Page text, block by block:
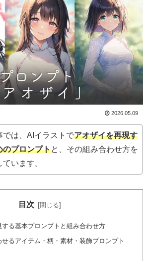
2026.05.09
では、AIイラストでアオザイを再現す
のプロンプトと、その組み合わせ方を
います。
目次
する基本プロンプトと組み合わせ方
るアイテム・柄・素材・装飾プロンプト